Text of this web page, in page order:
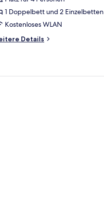
1 Doppelbett und 2 Einzelbetten
Kostenloses WLAN
Details